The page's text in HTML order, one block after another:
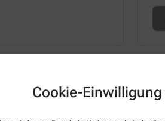
Cookie-Einwilligung